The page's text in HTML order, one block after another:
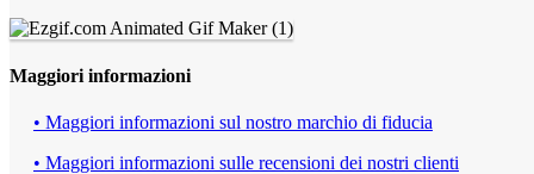
Maggiori informazioni
• Maggiori informazioni sul nostro marchio di fiducia
• Maggiori informazioni sulle recensioni dei nostri clienti